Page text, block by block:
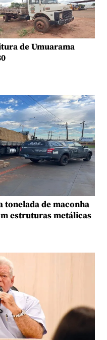
de Umuarama
tonelada de maconha
estruturas metálicas